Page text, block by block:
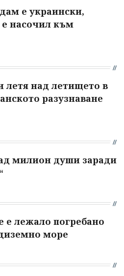
е украински,
е насочил към
летя над летището в
разузнаване
милион души заради
е лежало погребано
море